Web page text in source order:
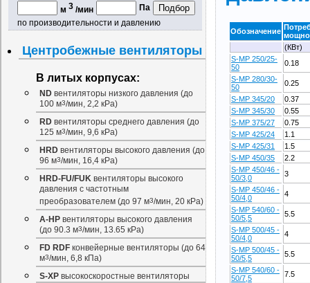
Обозначение
(КВт)
S-MP 250/25-
50
0.18
S-MP 280/30-
50
0.25
S-MP 345/20
0.37
S-MP 345/30
0.55
S-MP 375/27
0.75
S-MP 425/24
1.1
S-MP 425/31
1.5
S-MP 450/35
2.2
S-MP 450/46 -
50/3,0
3
S-MP 450/46 -
50/4,0
4
S-MP 540/60 -
50/5,5
5.5
S-MP 500/45 -
50/4,0
4
S-MP 500/45 -
50/5,5
5.5
S-MP 540/60 -
50/7,5
7.5
м 3 /мин
Па
по производительности и давлению
Центробежные вентиляторы
В литых корпусах:
ND вентиляторы низкого давления (до
100 м3/мин, 2,2 кРа)
RD вентиляторы среднего давления (до
125 м3/мин, 9,6 кРа)
HRD вентиляторы высокого давления (до
96 м3/мин, 16,4 кРа)
HRD-FU/FUK вентиляторы высокого
давления с частотным
преобразователем (до 97 м3/мин, 20 кРа)
A-HP вентиляторы высокого давления
(до 90.3 м3/мин, 13.65 кРа)
FD RDF конвейерные вентиляторы (до 64
м3/мин, 6,8 кПа)
S-XP высокоскоростные вентиляторы